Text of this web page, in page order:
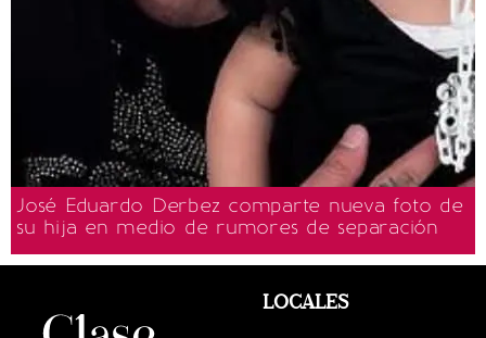
José Eduardo Derbez comparte nueva foto de
su hija en medio de rumores de separación
LOCALES